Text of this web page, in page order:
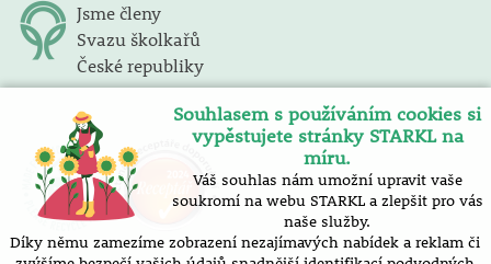
Jsme členy
Svazu školkařů
České republiky
Souhlasem s používáním cookies si
vypěstujete stránky STARKL na
míru.
Váš souhlas nám umožní upravit vaše
soukromí na webu STARKL a zlepšit pro vás
naše služby.
Díky němu zamezíme zobrazení nezajímavých nabídek a reklam či